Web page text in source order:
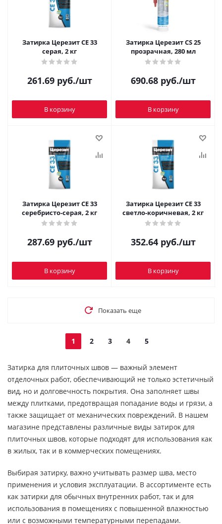
Затирка Церезит CE 33
серая, 2 кг
261.69руб./шт
В корзину
Затирка Церезит CS 25
прозрачная, 280 мл
690.68руб./шт
В корзину
Затирка Церезит CE 33
серебристо-серая, 2 кг
287.69руб./шт
В корзину
Затирка Церезит CE 33
светло-коричневая, 2 кг
352.64руб./шт
В корзину
Показать еще
1 2 3 4 5
Затирка для плиточных швов — важный элемент
отделочных работ, обеспечивающий не только эстетичный
вид, но и долговечность покрытия. Она заполняет швы
между плитками, предотвращая попадание воды и грязи, а
также защищает от механических повреждений. В нашем
магазине представлены различные виды затирок для
плиточных швов, которые подходят для использования как
в жилых, так и в коммерческих помещениях.
Выбирая затирку, важно учитывать размер шва, место
применения и условия эксплуатации. В ассортименте есть
как затирки для обычных внутренних работ, так и для
использования в помещениях с повышенной влажностью
или с возможными температурными перепадами.